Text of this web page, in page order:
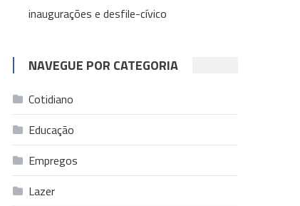
inaugurações e desfile-cívico
NAVEGUE POR CATEGORIA
Cotidiano
Educação
Empregos
Lazer